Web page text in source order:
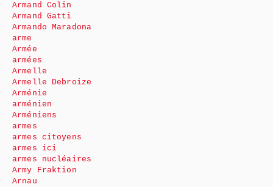
Armand Colin
Armand Gatti
Armando Maradona
arme
Armée
armées
Armelle
Armelle Debroize
Arménie
arménien
Arméniens
armes
armes citoyens
armes ici
armes nucléaires
Army Fraktion
Arnau